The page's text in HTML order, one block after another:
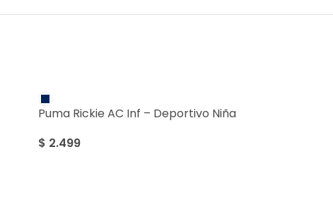
Puma Rickie AC Inf – Deportivo Niña
$ 2.499